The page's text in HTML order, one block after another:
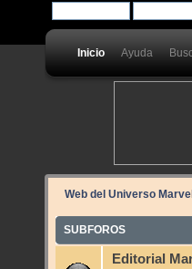
Inicio Ayuda
Web del Universo Marvel
SUBFOROS
Editorial